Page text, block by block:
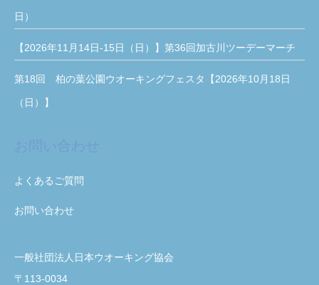
日）
【2026年11月14日-15日（日）】第36回加古川ツーデーマーチ
第18回 柏の葉公園ウオーキングフェスタ【2026年10月18日
（日）】
よくあるご質問
お問い合わせ
一般社団法人日本ウオーキング協会
〒113-0034